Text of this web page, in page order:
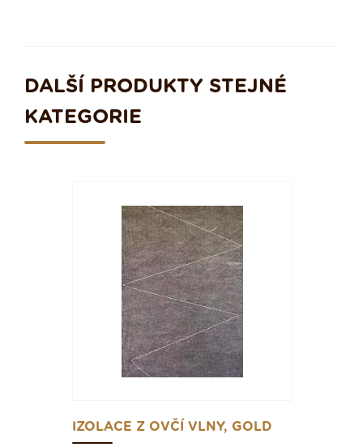
DALŠÍ PRODUKTY STEJNÉ
KATEGORIE
IZOLACE Z OVČÍ VLNY, GOLD